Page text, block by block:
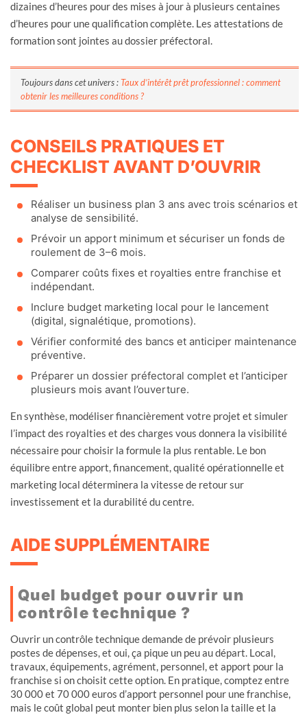
dizaines d’heures pour des mises à jour à plusieurs centaines
d’heures pour une qualification complète. Les attestations de
formation sont jointes au dossier préfectoral.
Toujours dans cet univers :Taux d’intérêt prêt professionnel : comment
obtenir les meilleures conditions ?
CONSEILS PRATIQUES ET
CHECKLIST AVANT D’OUVRIR
Réaliser un business plan 3 ans avec trois scénarios et
analyse de sensibilité.
Prévoir un apport minimum et sécuriser un fonds de
roulement de 3–6 mois.
Comparer coûts fixes et royalties entre franchise et
indépendant.
Inclure budget marketing local pour le lancement
(digital, signalétique, promotions).
Vérifier conformité des bancs et anticiper maintenance
préventive.
Préparer un dossier préfectoral complet et l’anticiper
plusieurs mois avant l’ouverture.
En synthèse, modéliser financièrement votre projet et simuler
l’impact des royalties et des charges vous donnera la visibilité
nécessaire pour choisir la formule la plus rentable. Le bon
équilibre entre apport, financement, qualité opérationnelle et
marketing local déterminera la vitesse de retour sur
investissement et la durabilité du centre.
AIDE SUPPLÉMENTAIRE
Quel budget pour ouvrir un
contrôle technique ?
Ouvrir un contrôle technique demande de prévoir plusieurs
postes de dépenses, et oui, ça pique un peu au départ. Local,
travaux, équipements, agrément, personnel, et apport pour la
franchise si on choisit cette option. En pratique, comptez entre
30 000 et 70 000 euros d’apport personnel pour une franchise,
mais le coût global peut monter bien plus selon la taille et la